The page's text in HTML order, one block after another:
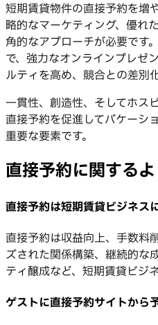
短期賃貸物件の直接予約を増
略的なマーケティング、優れ
角的なアプローチが必要です
で、強力なオンラインプレゼ
ルティを高め、競合との差別
一貫性、創造性、そしてホス
直接予約を促進してバケーシ
重要な要素です。
直接予約に関する
直接予約は短期賃貸ビジネス
直接予約は収益向上、手数料
ズされた関係構築、継続的な
ティ醸成など、短期賃貸ビジ
ゲストに直接予約サイトから